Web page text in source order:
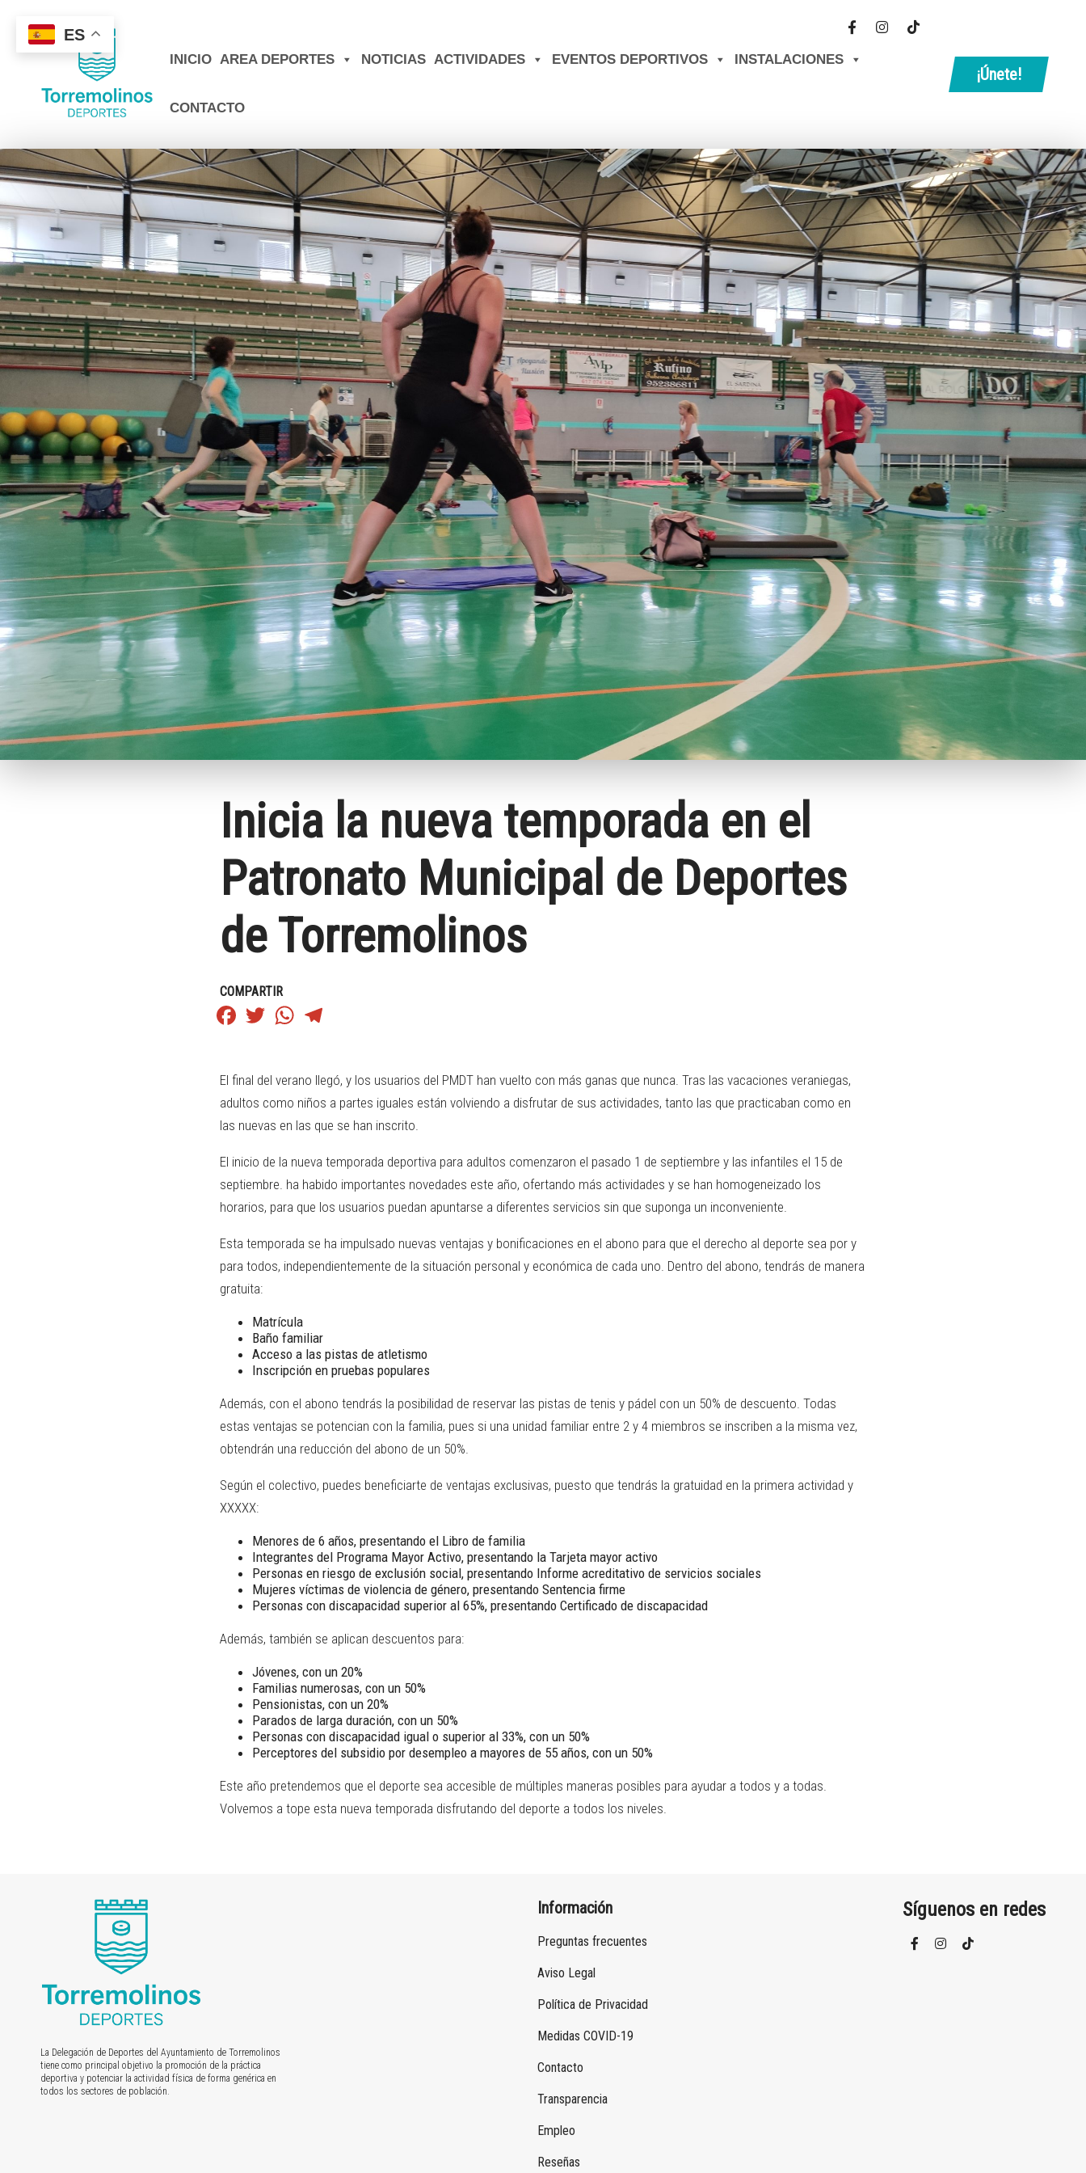
INICIO AREA DEPORTES NOTICIAS ACTIVIDADES EVENTOS DEPORTIVOS INSTALACIONES
CONTACTO
¡Únete!
Inicia la nueva temporada en el
Patronato Municipal de Deportes
de Torremolinos
COMPARTIR
FacebookTwitterWhatsApp
El final del verano llegó, y los usuarios del PMDT han vuelto con más ganas que nunca. Tras las vacaciones veraniegas,
adultos como niños a partes iguales están volviendo a disfrutar de sus actividades, tanto las que practicaban como en
las nuevas en las que se han inscrito.
El inicio de la nueva temporada deportiva para adultos comenzaron el pasado 1 de septiembre y las infantiles el 15 de
septiembre. ha habido importantes novedades este año, ofertando más actividades y se han homogeneizado los
horarios, para que los usuarios puedan apuntarse a diferentes servicios sin que suponga un inconveniente.
Esta temporada se ha impulsado nuevas ventajas y bonificaciones en el abono para que el derecho al deporte sea por y
para todos, independientemente de la situación personal y económica de cada uno. Dentro del abono, tendrás de manera
gratuita:
Matrícula
Baño familiar
Acceso a las pistas de atletismo
Inscripción en pruebas populares
Además, con el abono tendrás la posibilidad de reservar las pistas de tenis y pádel con un 50% de descuento. Todas
estas ventajas se potencian con la familia, pues si una unidad familiar entre 2 y 4 miembros se inscriben a la misma vez,
obtendrán una reducción del abono de un 50%.
Según el colectivo, puedes beneficiarte de ventajas exclusivas, puesto que tendrás la gratuidad en la primera actividad y
XXXXX:
Menores de 6 años, presentando el Libro de familia
Integrantes del Programa Mayor Activo, presentando la Tarjeta mayor activo
Personas en riesgo de exclusión social, presentando Informe acreditativo de servicios sociales
Mujeres víctimas de violencia de género, presentando Sentencia firme
Personas con discapacidad superior al 65%, presentando Certificado de discapacidad
Además, también se aplican descuentos para:
Jóvenes, con un 20%
Familias numerosas, con un 50%
Pensionistas, con un 20%
Parados de larga duración, con un 50%
Personas con discapacidad igual o superior al 33%, con un 50%
Perceptores del subsidio por desempleo a mayores de 55 años, con un 50%
Este año pretendemos que el deporte sea accesible de múltiples maneras posibles para ayudar a todos y a todas.
Volvemos a tope esta nueva temporada disfrutando del deporte a todos los niveles.
La Delegación de Deportes del Ayuntamiento de Torremolinos
tiene como principal objetivo la promoción de la práctica
deportiva y potenciar la actividad física de forma genérica en
todos los sectores de población.
Información
Preguntas frecuentes
Aviso Legal
Política de Privacidad
Medidas COVID-19
Contacto
Transparencia
Empleo
Reseñas
Síguenos en redes
ES